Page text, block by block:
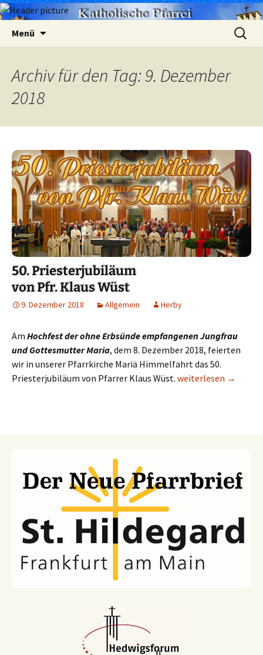
Menü
Suchen
nach:
Archiv für den Tag: 9. Dezember
2018
50. Priesterjubiläum
von Pfr. Klaus Wüst
9. Dezember 2018 Allgemein Herby
Am Hochfest der ohne Erbsünde empfangenen Jungfrau
und Gottesmutter Maria, dem 8. Dezember 2018, feierten
wir in unserer Pfarrkirche Mariä Himmelfahrt das 50.
Priesterjubiläum von Pfarrer Klaus Wüst. 50. Priesterjubiläum
weiterlesen →